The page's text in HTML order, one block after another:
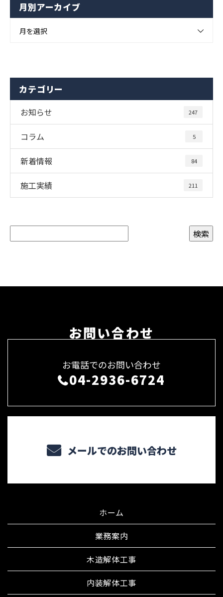
月別アーカイブ
月を選択
カテゴリー
お知らせ 247
コラム 5
新着情報 84
施工実績 211
お問い合わせ
お電話でのお問い合わせ
04-2936-6724
メールでのお問い合わせ
ホーム
業務案内
木造解体工事
内装解体工事